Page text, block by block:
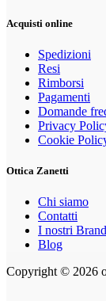
Acquisti online
Spedizioni
Resi
Rimborsi
Pagamenti
Domande
Privacy
Cookie
Ottica Zanetti
Chi siamo
Contatti
I nostri Brand
Blog
Copyright © 2026